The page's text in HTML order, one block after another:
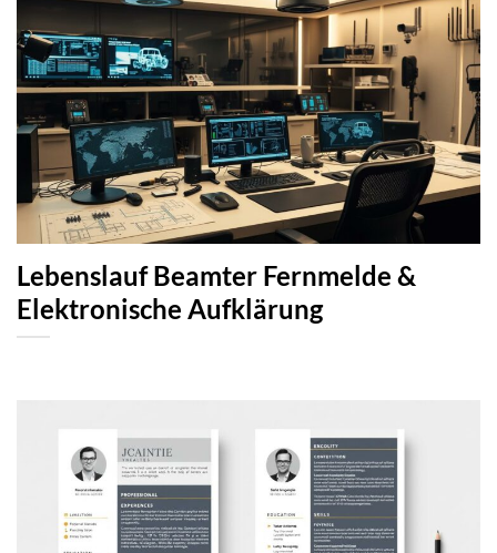
Lebenslauf Beamter Fernmelde &
Elektronische Aufklärung